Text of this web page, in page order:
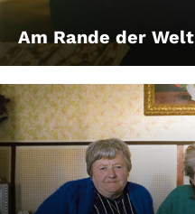
Am Rande der Welt